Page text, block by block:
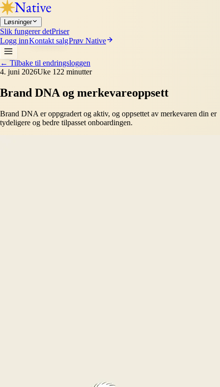
Løsninger
Slik fungerer detPriser
Logg innKontakt salgPrøv Native
← Tilbake til endringsloggen
4. juni 2026Uke 122 minutter
Brand DNA og merkevareoppsett
Brand DNA er oppgradert og aktiv, og oppsettet av merkevaren din er
tydeligere og bedre tilpasset onboardingen.